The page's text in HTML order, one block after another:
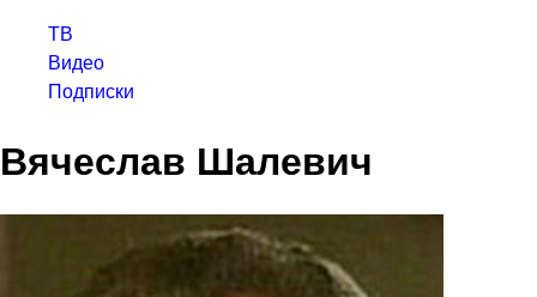
ТВ
Видео
Подписки
Вячеслав Шалевич